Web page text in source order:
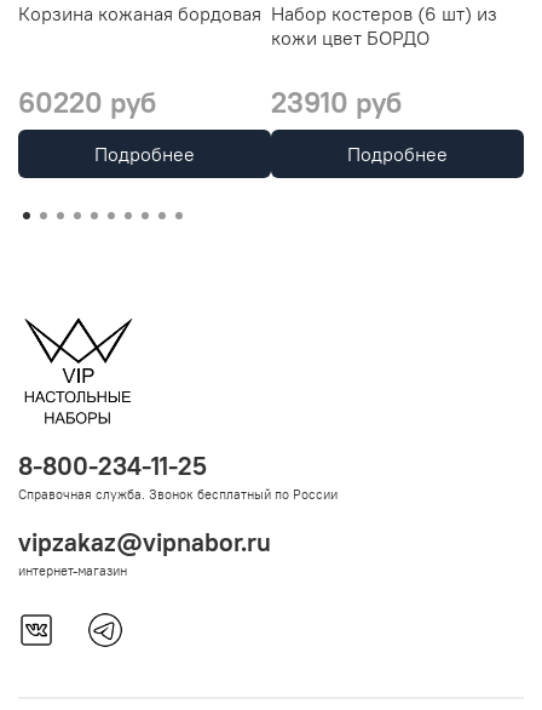
Корзина кожаная бордовая
60220 руб
Подробнее
Набор костеров (6 шт) из
кожи цвет БОРДО
23910 руб
Подробнее
8-800-234-11-25
Справочная служба. Звонок бесплатный по России
vipzakaz@vipnabor.ru
интернет-магазин